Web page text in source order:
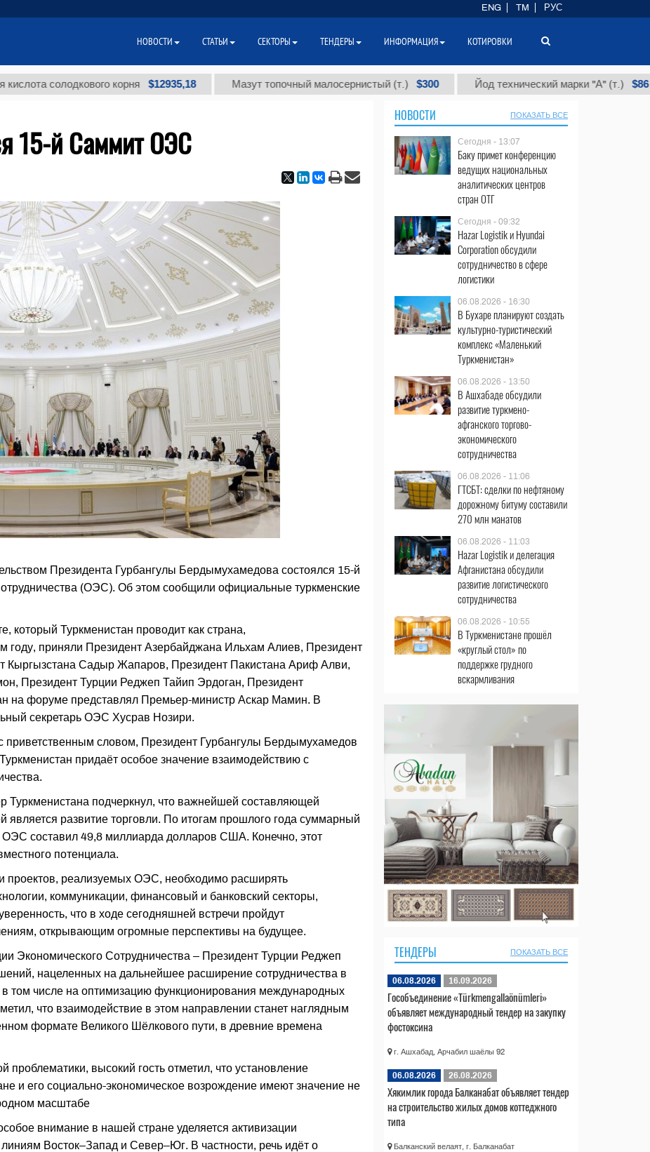
корня $12935,18 Мазут топочный малосернистый (т.) $300 Йод технический марки "А" (т.) $86 000
15-й Саммит ОЭС
Президента Гурбангулы Бердымухамедова состоялся 15-й
(ОЭС). Об этом сообщили официальные туркменские
который Туркменистан проводит как страна,
году, приняли Президент Азербайджана Ильхам Алиев, Президент
Кыргызстана Садыр Жапаров, Президент Пакистана Ариф Алви,
Президент Турции Реджеп Тайип Эрдоган, Президент
на форуме представлял Премьер-министр Аскар Мамин. В
секретарь ОЭС Хусрав Нозири.
словом, Президент Гурбангулы Бердымухамедов
придаёт особое значение взаимодействию с
Туркменистана подчеркнул, что важнейшей составляющей
является развитие торговли. По итогам прошлого года суммарный
составил 49,8 миллиарда долларов США. Конечно, этот
потенциала.
проектов, реализуемых ОЭС, необходимо расширять
коммуникации, финансовый и банковский секторы,
что в ходе сегодняшней встречи пройдут
открывающим огромные перспективы на будущее.
Экономического Сотрудничества – Президент Турции Реджеп
нацеленных на дальнейшее расширение сотрудничества в
том числе на оптимизацию функционирования международных
что взаимодействие в этом направлении станет наглядным
формате Великого Шёлкового пути, в древние времена
проблематики, высокий гость отметил, что установление
и его социально-экономическое возрождение имеют значение не
масштабе
внимание в нашей стране уделяется активизации
Восток–Запад и Север–Юг. В частности, речь идёт о
НОВОСТИ ПОКАЗАТЬ ВСЕ
Сегодня - 13:07
Баку примет конференцию
ведущих национальных
аналитических центров
стран ОТГ
Сегодня - 09:32
Hazar Logistik и Hyundai
Corporation обсудили
сотрудничество в сфере
логистики
06.08.2026 - 16:30
В Бухаре планируют создать
культурно-туристический
комплекс «Маленький
Туркменистан»
06.08.2026 - 13:50
В Ашхабаде обсудили
развитие туркмено-
афганского торгово-
экономического
сотрудничества
06.08.2026 - 11:06
ГТСБТ: сделки по нефтяному
дорожному битуму составили
270 млн манатов
06.08.2026 - 11:03
Hazar Logistik и делегация
Афганистана обсудили
развитие логистического
сотрудничества
06.08.2026 - 10:55
В Туркменистане прошёл
«круглый стол» по
поддержке грудного
вскармливания
ТЕНДЕРЫ ПОКАЗАТЬ ВСЕ
06.08.2026 16.09.2026
Гособъединение «Türkmengallaönümleri»
объявляет международный тендер на закупку
фостоксина
г. Ашхабад, Арчабил шаёлы 92
06.08.2026 26.08.2026
Хякимлик города Балканабат объявляет тендер
на строительство жилых домов коттеджного
типа
Балканский велаят, г. Балканабат
ENG TM РУС
НОВОСТИ СТАТЬИ СЕКТОРЫ ТЕНДЕРЫ ИНФОРМАЦИЯ КОТИРОВКИ